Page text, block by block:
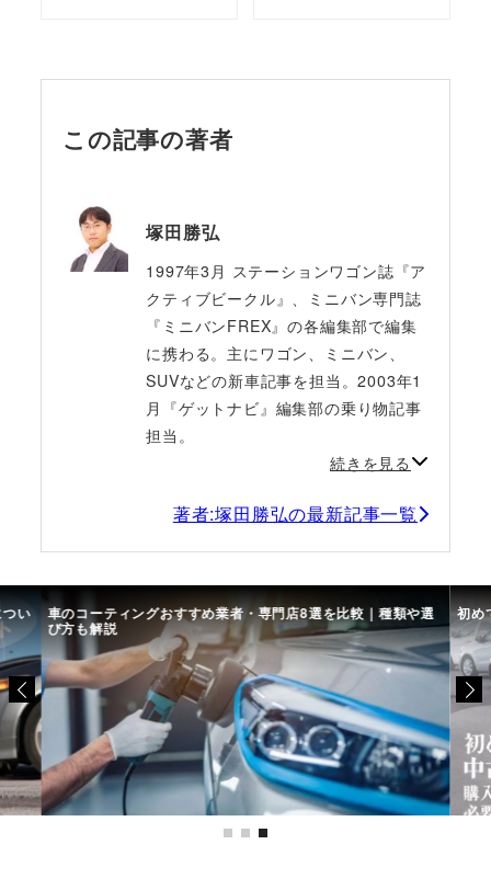
この記事の著者
塚田勝弘
1997年3月 ステーションワゴン誌『ア
クティブビークル』、ミニバン専門誌
『ミニバンFREX』の各編集部で編集
に携わる。主にワゴン、ミニバン、
SUVなどの新車記事を担当。2003年1
月『ゲットナビ』編集部の乗り物記事
担当。
続きを見る
著者:塚田勝弘の最新記事一覧
い 車のコーティングおすすめ業者・専門店8選を比較｜種類や選
び方も解説
初め